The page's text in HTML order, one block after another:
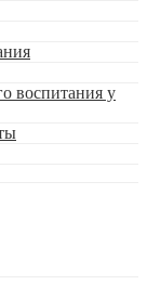
воспитания у